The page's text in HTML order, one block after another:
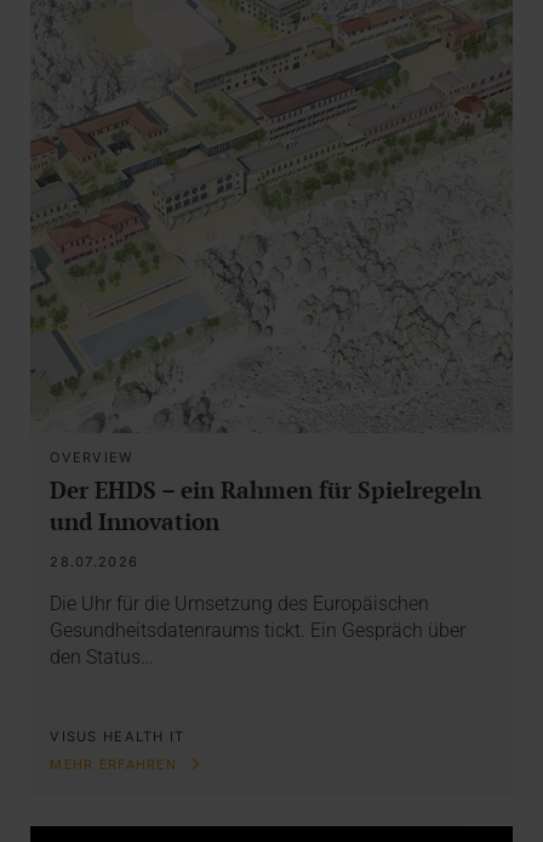
OVERVIEW
Der EHDS – ein Rahmen für Spielregeln
und Innovation
28.07.2026
Die Uhr für die Umsetzung des Europäischen
Gesundheitsdatenraums tickt. Ein Gespräch über
den Status…
VISUS HEALTH IT
MEHR ERFAHREN